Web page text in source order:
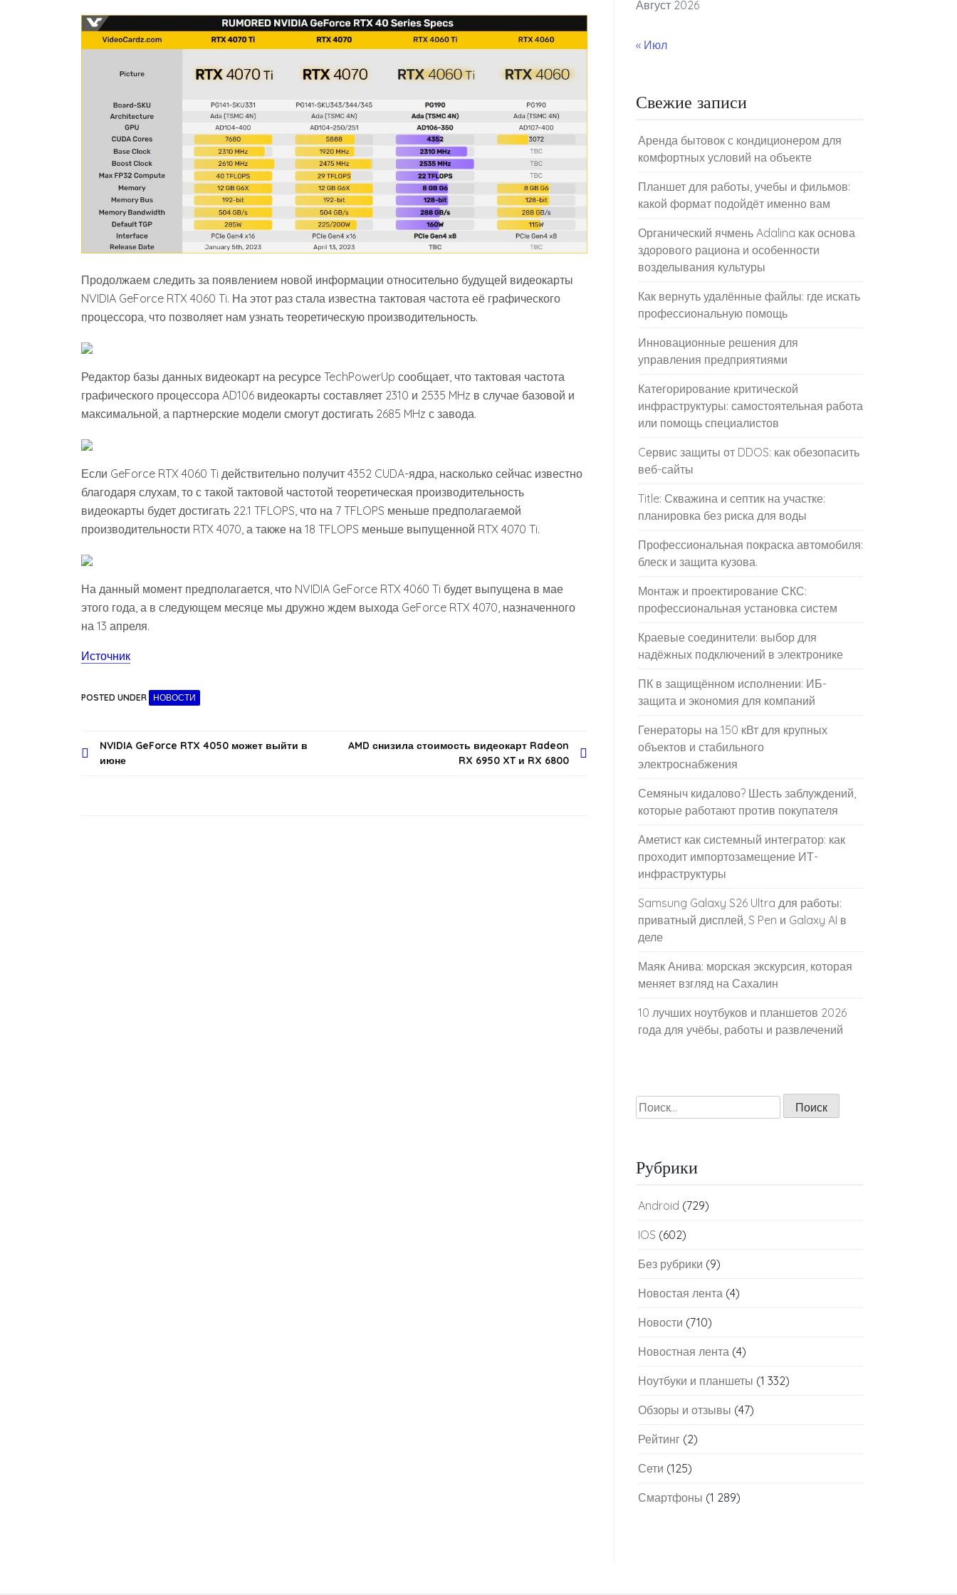
Продолжаем следить за появлением новой информации относительно будущей видеокарты
NVIDIA GeForce RTX 4060 Ti. На этот раз стала известна тактовая частота её графического
процессора, что позволяет нам узнать теоретическую производительность.
Редактор базы данных видеокарт на ресурсе TechPowerUp сообщает, что тактовая частота
графического процессора AD106 видеокарты составляет 2310 и 2535 MHz в случае базовой и
максимальной, а партнерские модели смогут достигать 2685 MHz с завода.
Если GeForce RTX 4060 Ti действительно получит 4352 CUDA-ядра, насколько сейчас известно
благодаря слухам, то с такой тактовой частотой теоретическая производительность
видеокарты будет достигать 22.1 TFLOPS, что на 7 TFLOPS меньше предполагаемой
производительности RTX 4070, а также на 18 TFLOPS меньше выпущенной RTX 4070 Ti.
На данный момент предполагается, что NVIDIA GeForce RTX 4060 Ti будет выпущена в мае
этого года, а в следующем месяце мы дружно ждем выхода GeForce RTX 4070, назначенного
на 13 апреля.
Источник
POSTED UNDER НОВОСТИ
Навигация
NVIDIA GeForce RTX 4050 может выйти в
июне
AMD снизила стоимость видеокарт Radeon
RX 6950 XT и RX 6800
Август 2026
« Июл
Свежие записи
Аренда бытовок с кондиционером для
комфортных условий на объекте
Планшет для работы, учебы и фильмов:
какой формат подойдёт именно вам
Органический ячмень Adalina как основа
здорового рациона и особенности
возделывания культуры
Как вернуть удалённые файлы: где искать
профессиональную помощь
Инновационные решения для
управления предприятиями
Категорирование критической
инфраструктуры: самостоятельная работа
или помощь специалистов
Cервис защиты от DDOS: как обезопасить
веб-сайты
Title: Скважина и септик на участке:
планировка без риска для воды
Профессиональная покраска автомобиля:
блеск и защита кузова.
Монтаж и проектирование СКС:
профессиональная установка систем
Краевые соединители: выбор для
надёжных подключений в электронике
ПК в защищённом исполнении: ИБ-
защита и экономия для компаний
Генераторы на 150 кВт для крупных
объектов и стабильного
электроснабжения
Семяныч кидалово? Шесть заблуждений,
которые работают против покупателя
Аметист как системный интегратор: как
проходит импортозамещение ИТ-
инфраструктуры
Samsung Galaxy S26 Ultra для работы:
приватный дисплей, S Pen и Galaxy AI в
деле
Маяк Анива: морская экскурсия, которая
меняет взгляд на Сахалин
10 лучших ноутбуков и планшетов 2026
года для учёбы, работы и развлечений
Найти:
Рубрики
Android (729)
IOS (602)
Без рубрики (9)
Новостая лента (4)
Новости (710)
Новостная лента (4)
Ноутбуки и планшеты (1 332)
Обзоры и отзывы (47)
Рейтинг (2)
Сети (125)
Смартфоны (1 289)